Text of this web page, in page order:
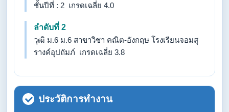
ชั้นปีที่ : 2 เกรดเฉลี่ย 4.0
ลำดับที่ 2
วุฒิ ม.6 ม.6 สาขาวิชา คณิต-อังกฤษ โรงเรียนจอมสุ
รางค์อุปถัมภ์ เกรดเฉลี่ย 3.8
ประวัติการทำงาน